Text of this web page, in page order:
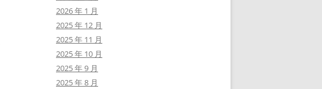
2026 年 1 月
2025 年 12 月
2025 年 11 月
2025 年 10 月
2025 年 9 月
2025 年 8 月